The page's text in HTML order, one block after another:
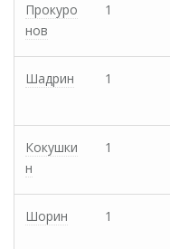
Прокуро
нов
1
Шадрин 1
Кокушки
н
1
Шорин 1